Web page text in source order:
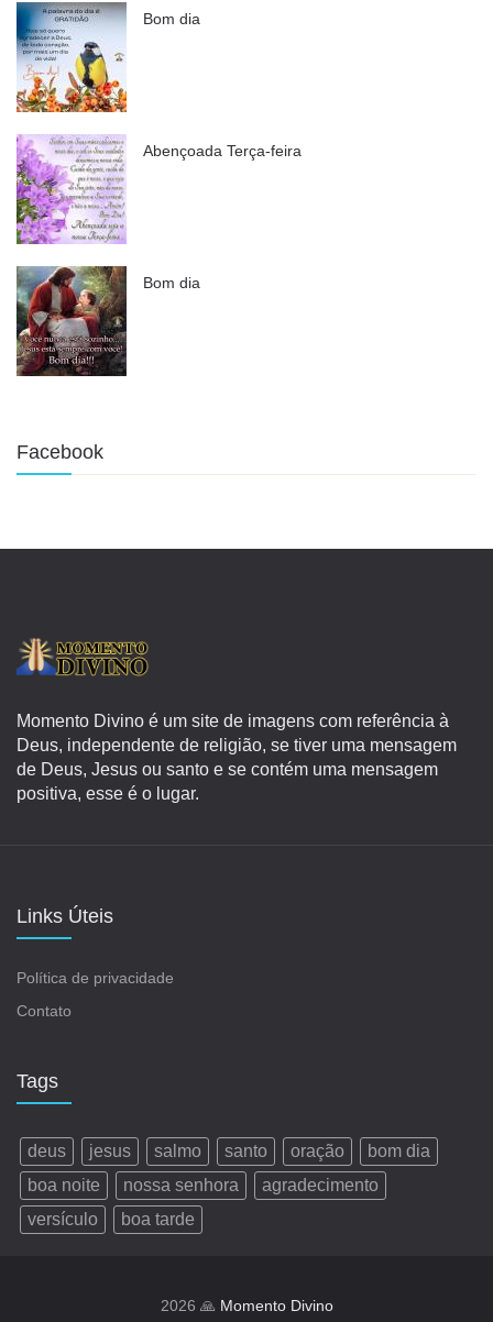
Bom dia
Abençoada Terça-feira
Bom dia
Facebook
Momento Divino é um site de imagens com referência à
Deus, independente de religião, se tiver uma mensagem
de Deus, Jesus ou santo e se contém uma mensagem
positiva, esse é o lugar.
Links Úteis
Política de privacidade
Contato
Tags
deus jesus salmo santo oração
bom dia
boa noite
nossa senhora
agradecimento
versículo
boa tarde
2026 🙏 Momento Divino